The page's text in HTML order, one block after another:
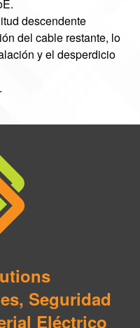
descendente
del cable restante, lo
y el desperdicio
Seguridad
Eléctrico